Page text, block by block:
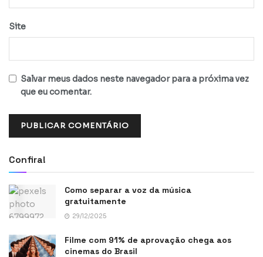
Site
Salvar meus dados neste navegador para a próxima vez
que eu comentar.
Confira!
Como separar a voz da música
gratuitamente
29/12/2025
Filme com 91% de aprovação chega aos
cinemas do Brasil